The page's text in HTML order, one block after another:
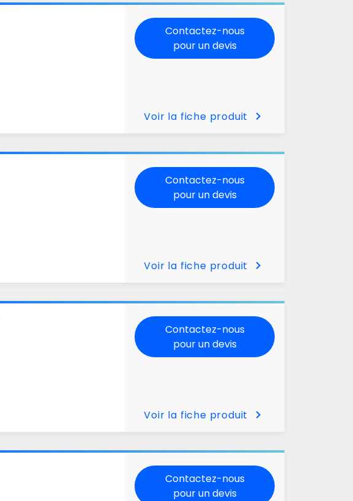
Contactez-nous
pour un devis
Voir la fiche produit chevron_right
Contactez-nous
pour un devis
Voir la fiche produit chevron_right
Contactez-nous
pour un devis
Voir la fiche produit chevron_right
Contactez-nous
pour un devis